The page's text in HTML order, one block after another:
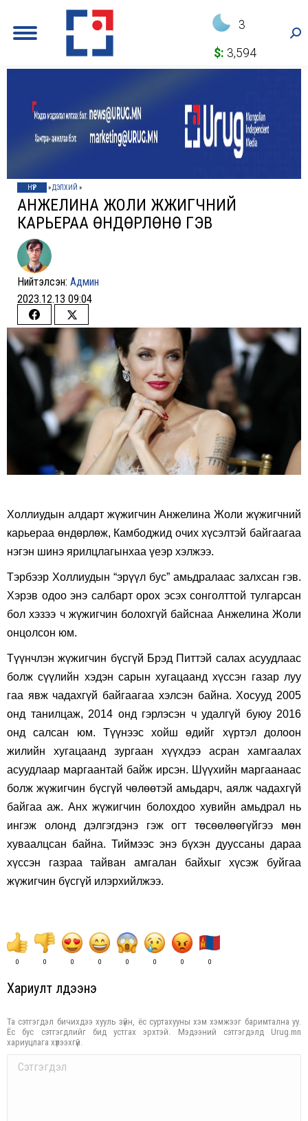
3
$: 3,594
НҮҮР »ДЭЛХИЙ »
АНЖЕЛИНА ЖОЛИ ЖҮЖИГЧНИЙ
КАРЬЕРАА ӨНДӨРЛӨНӨ ГЭВ
Нийтэлсэн: Админ
2023.12.13 09:04
Share
on
Facebook
Share
Twitter
Холлиудын алдарт жүжигчин Анжелина Жоли жүжигчний
карьераа өндөрлөж, Камбоджид очих хүсэлтэй байгаагаа
нэгэн шинэ ярилцлагынхаа үеэр хэлжээ.
Тэрбээр Холлиудын “эрүүл бус” амьдралаас залхсан гэв.
Хэрэв одоо энэ салбарт орох эсэх сонголттой тулгарсан
бол хэзээ ч жүжигчин болохгүй байснаа Анжелина Жоли
онцолсон юм.
Түүнчлэн жүжигчин бүсгүй Брэд Питтэй салах асуудлаас
болж сүүлийн хэдэн сарын хугацаанд хүссэн газар луу
гаа явж чадахгүй байгаагаа хэлсэн байна. Хосууд 2005
онд танилцаж, 2014 онд гэрлэсэн ч удалгүй буюу 2016
онд салсан юм. Түүнээс хойш өдийг хүртэл долоон
жилийн хугацаанд зургаан хүүхдээ асран хамгаалах
асуудлаар маргаантай байж ирсэн. Шүүхийн маргаанаас
болж жүжигчин бүсгүй чөлөөтэй амьдарч, аялж чадахгүй
байгаа аж. Анх жүжигчин болохдоо хувийн амьдрал нь
ингэж олонд дэлгэгдэнэ гэж огт төсөөлөөгүйгээ мөн
хуваалцсан байна. Тиймээс энэ бүхэн дууссаны дараа
хүссэн газраа тайван амгалан байхыг хүсэж буйгаа
жүжигчин бүсгүй илэрхийлжээ.
0 0 0 0 0 0 0 0
Хариулт үлдээнэ үү
Та сэтгэгдэл бичихдээ хууль зүйн, ёс суртахууны хэм хэмжээг баримтална уу.
Ёс бус сэтгэгдлийг бид устгах эрхтэй. Мэдээний сэтгэгдэлд Urug.mn
хариуцлага хүлээхгүй.
Comment